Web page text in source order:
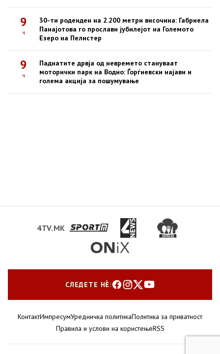
9
ч
30-ти роденден на 2.200 метри височина: Габриела
Панајотова го прослави јубилејот на Големото
Езеро на Пелистер
9
ч
Паднатите дрвја од невремето стануваат
моторички парк на Водно: Ѓорѓиевски најави и
голема акција за пошумување
4TV.MK
СЛЕДЕТЕ НЀ:
КонтактИмпресумУредничка политикаПолитика за приватност
Правила и услови на користењеRSS